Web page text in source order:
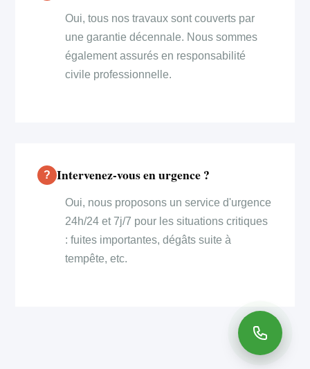
Oui, tous nos travaux sont couverts par
une garantie décennale. Nous sommes
également assurés en responsabilité
civile professionnelle.
Intervenez-vous en urgence ?
Oui, nous proposons un service d'urgence
24h/24 et 7j/7 pour les situations critiques
: fuites importantes, dégâts suite à
tempête, etc.